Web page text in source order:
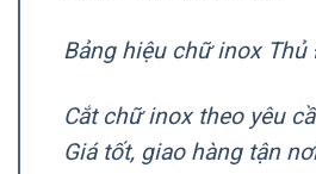
Bảng hiệu chữ inox Thủ
Cắt chữ inox theo yêu
Giá tốt, giao hàng tận